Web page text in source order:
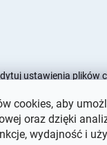
cookies, aby
oraz dzięki
wydajność i
ustawienia plików